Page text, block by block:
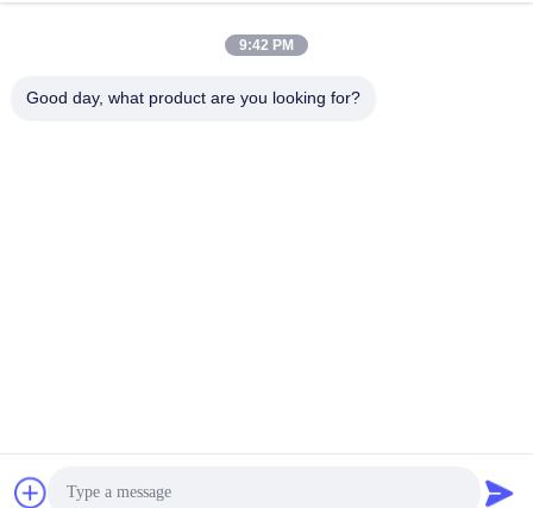
Alamat Kami
Teknologi Tinggi, Xi'an
Kebijakan Privasi
9:42 PM
Good day, what product are you looking for?